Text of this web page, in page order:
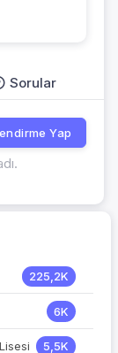
Sorular
Yap
225,2K
6K
5,5K